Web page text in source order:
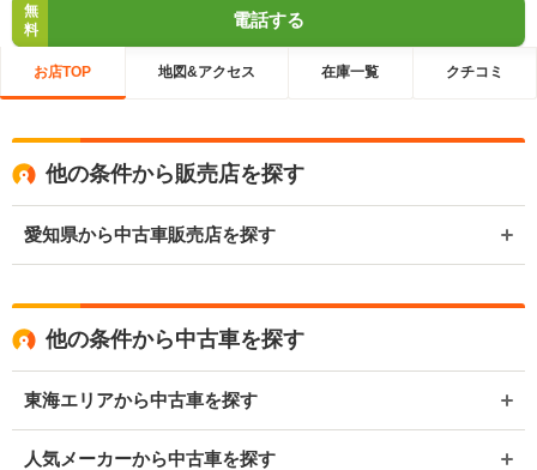
無
料
電話する
お店TOP 地図&アクセス 在庫一覧 クチコミ
他の条件から販売店を探す
愛知県から中古車販売店を探す
他の条件から中古車を探す
東海エリアから中古車を探す
人気メーカーから中古車を探す